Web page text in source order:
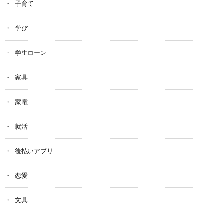
子育て
学び
学生ローン
家具
家電
就活
後払いアプリ
恋愛
文具